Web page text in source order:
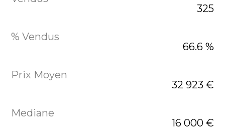
325
66.6 %
32 923 €
16 000 €